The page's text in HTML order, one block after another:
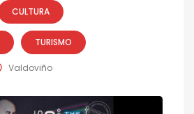
CULTURA
TURISMO
Valdoviño